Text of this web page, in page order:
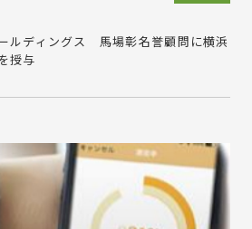
ルディングス 馬場彰名誉顧問に横浜
授与